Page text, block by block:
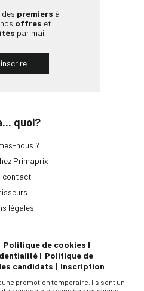
quoi?
nous ?
Primaprix
contact
légales
premiers à
offres et
par mail
Politique de cookies
Politique de
candidats
Inscription
promotion temporaire. Ils sont un